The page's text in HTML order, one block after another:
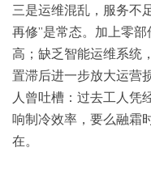
三是运维混乱，服务不
再修”是常态。加上零
高；缺乏智能运维系统
置滞后进一步放大运营
人曾吐槽：过去工人凭
响制冷效率，要么融霜
在。